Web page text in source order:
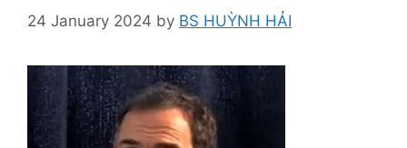
24 January 2024 by BS HUỲNH HẢI